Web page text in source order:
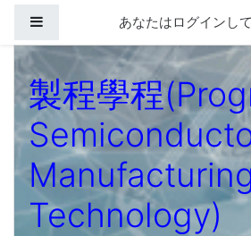
サイドパネルあなたはログインし
製程學程
Technology)